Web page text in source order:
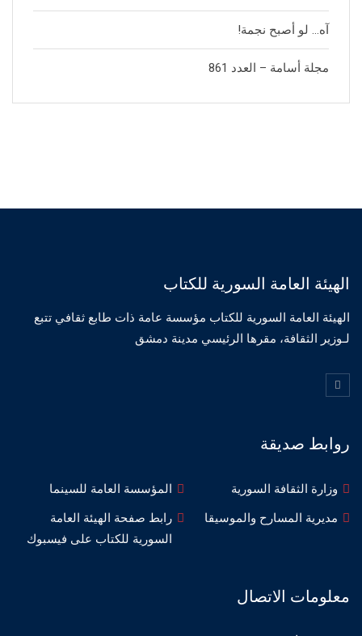
آه… لو أصبح نجمة!
مجلة أسامة – العدد 861
الهيئة العامة السورية للكتاب
الهيئة العامة السورية للكتاب مؤسسة عامة ذات طابع ثقافي تتبع
لـوزير الثقافة، مقرها الرئيسي مدينة دمشق
روابط صديقة
وزارة الثقافة السورية
المؤسسة العامة للسينما
مديرية المسارح والموسيقا
رابط صفحة الهيئة العامة
السورية للكتاب على فيسبوك
معلومات الاتصال